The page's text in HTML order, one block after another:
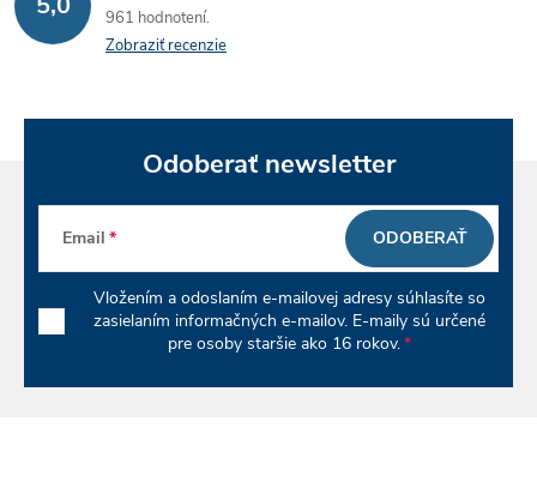
961 hodnotení
Zobraziť recenzie
Odoberať newsletter
Email
Vložením a odoslaním e-mailovej adresy súhlasíte so
zasielaním informačných e-mailov. E-maily sú určené
pre osoby staršie ako 16 rokov.
ODOBERAŤ